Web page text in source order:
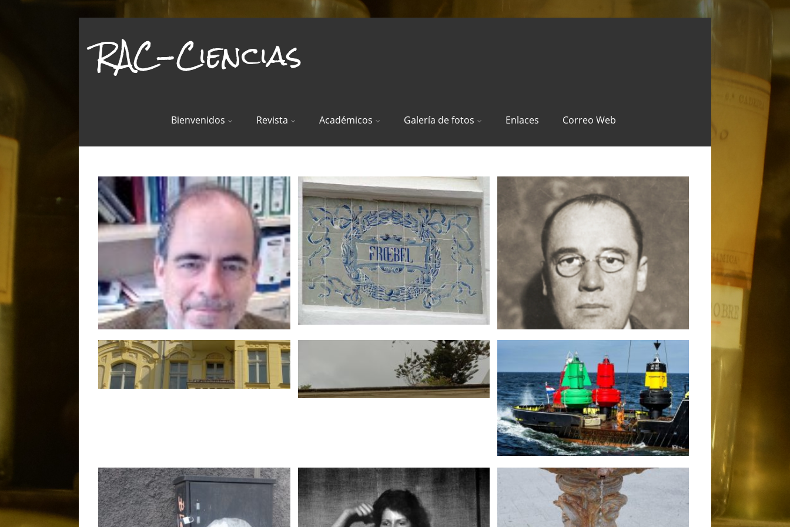
RAC-Ciencias
Bienvenidos Revista Académicos Galería de fotos Enlaces Correo Web
Jesús M. Santamaría Ramiro, Nuevo
Académico Correspondiente
Presencia de la RACC en los 50 años de los
estudios de Matemáticas en la Universidad
de La Laguna
Margarita Rivero, nueva Académica de
Número por la Sección de Matemáticas
Ponencias de las jornadas «El papel del
agua para producir energía en Canarias»